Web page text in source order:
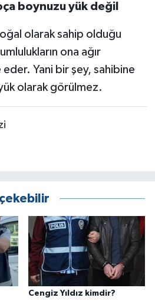
boynuzu yük değil
olarak sahip olduğu
ona ağır
Yani bir şey, sahibine
yük olarak görülmez.
Cengiz Yıldız kimdir?